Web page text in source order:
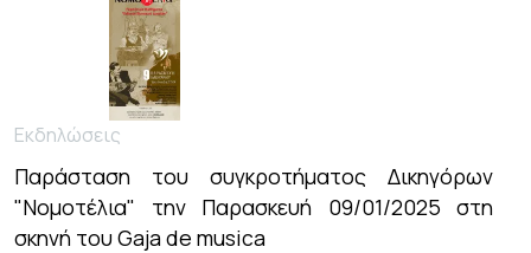
Εκδηλώσεις
Παράσταση του συγκροτήματος Δικηγόρων
"Νομοτέλια" την Παρασκευή 09/01/2025 στη
σκηνή του Gaja de musica